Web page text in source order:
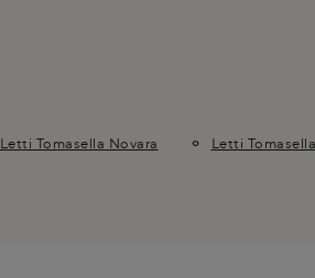
Letti Tomasella Novara Letti